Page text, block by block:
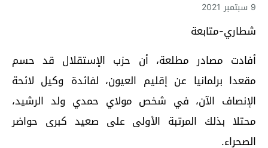
9 سبتمبر 2021
شطاري-متابعة
أفادت مصادر مطلعة، أن حزب الإستقلال قد حسم
مقعدا برلمانيا عن إقليم العيون، لفائدة وكيل لائحة
الإنصاف الآن، في شخص مولاي حمدي ولد الرشيد،
محتلا بذلك المرتبة الأولى على صعيد كبرى حواضر
الصحراء.